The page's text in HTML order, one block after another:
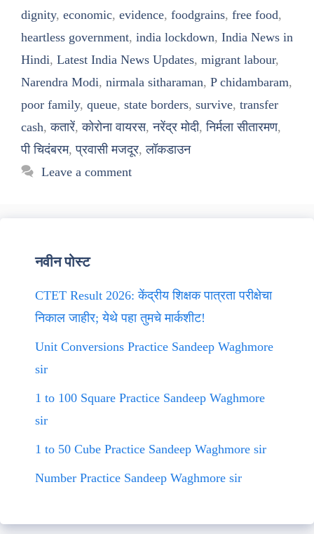
dignity, economic, evidence, foodgrains, free food,
heartless government, india lockdown, India News in
Hindi, Latest India News Updates, migrant labour,
Narendra Modi, nirmala sitharaman, P chidambaram,
poor family, queue, state borders, survive, transfer
cash,कतारें,कोरोना वायरस,नरेंद्र मोदी,निर्मला सीतारमण,
पी चिदंबरम,प्रवासी मजदूर,लॉकडाउन
Leave a comment
नवीन पोस्ट
CTET Result 2026: केंद्रीय शिक्षक पात्रता परीक्षेचा
निकाल जाहीर; येथे पहा तुमचे मार्कशीट!
Unit Conversions Practice Sandeep Waghmore
sir
1 to 100 Square Practice Sandeep Waghmore
sir
1 to 50 Cube Practice Sandeep Waghmore sir
Number Practice Sandeep Waghmore sir